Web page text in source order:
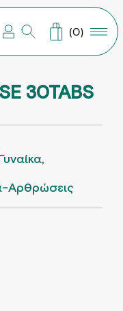
(0)
30TABS
,
Αρθρώσεις
ποσότητα